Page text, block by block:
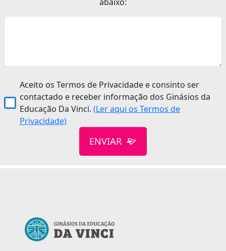
Aceito os Termos de Privacidade e consinto ser
contactado e receber informação dos Ginásios da
Educação Da Vinci.(Ler aqui os Termos de
Privacidade)
ENVIAR